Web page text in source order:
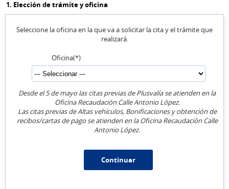
1. Elección de trámite y oficina
Seleccione la oficina en la que va a solicitar la cita y el trámite que
realizará.
Oficina(*)
Desde el 5 de mayo las citas previas de Plusvalía se atienden en la
Oficina Recaudación Calle Antonio López.
Las citas previas de Altas vehículos, Bonificaciones y obtención de
recibos/cartas de pago se atienden en la Oficina Recaudación Calle
Antonio López.